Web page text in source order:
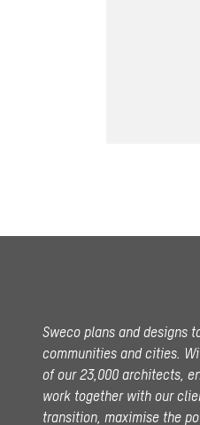
Sweco plans and designs
communities and cities.
of our 23,000 architects,
work together with our
transition, maximise the